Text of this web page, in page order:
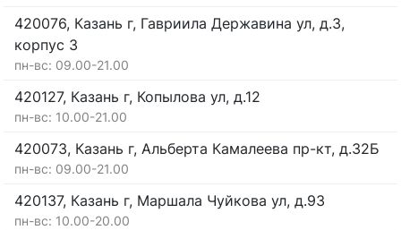
420076, Казань г, Гавриила Державина ул, д.3,
корпус 3
пн-вс: 09.00-21.00
420127, Казань г, Копылова ул, д.12
пн-вс: 10.00-21.00
420073, Казань г, Альберта Камалеева пр-кт, д.32Б
пн-вс: 09.00-21.00
420137, Казань г, Маршала Чуйкова ул, д.93
пн-вс: 10.00-20.00